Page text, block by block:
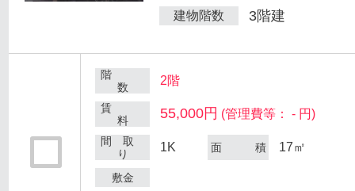
建物階数 3階建
階
数
2階
賃
料
55,000円 (管理費等： - 円)
間 取
り
1K 面 積 17㎡
敷金